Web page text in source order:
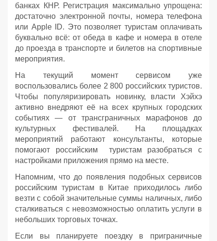
банках КНР. Регистрация максимально упрощена:
достаточно электронной почты, номера телефона
или Apple ID. Это позволяет туристам оплачивать
буквально всё: от обеда в кафе и номера в отеле
до проезда в транспорте и билетов на спортивные
мероприятия.
На текущий момент сервисом уже
воспользовались более 2 800 российских туристов.
Чтобы популяризировать новинку, власти Хэйхэ
активно внедряют её на всех крупных городских
событиях — от трансграничных марафонов до
культурных фестивалей. На площадках
мероприятий работают консультанты, которые
помогают российским туристам разобраться с
настройками приложения прямо на месте.
Напомним, что до появления подобных сервисов
российским туристам в Китае приходилось либо
везти с собой значительные суммы наличных, либо
сталкиваться с невозможностью оплатить услуги в
небольших торговых точках.
Если вы планируете поездку в приграничные